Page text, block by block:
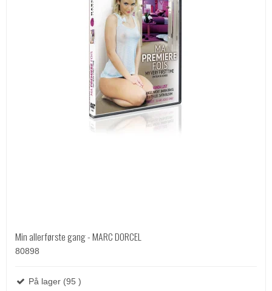
Min allerførste gang - MARC DORCEL
80898
På lager (95 )